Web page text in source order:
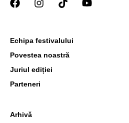
Arhivă
Echipa festivalului
Povestea noastră
Juriul ediției
Parteneri